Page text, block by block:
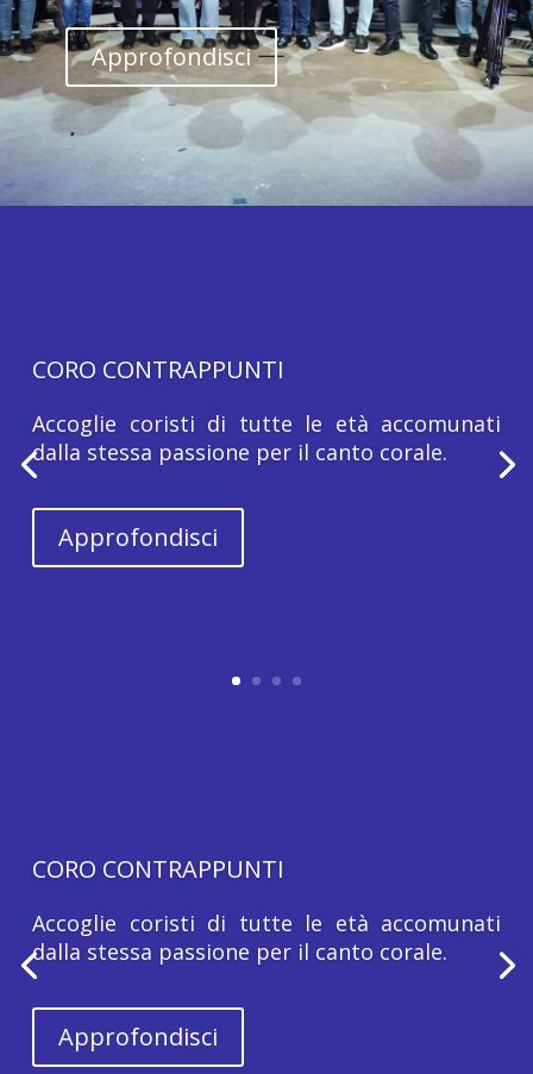
Approfondisci
CORO CONTRAPPUNTI
Accoglie coristi di tutte le età accomunati
dalla stessa passione per il canto corale.
Approfondisci
CORO CONTRAPPUNTI
Accoglie coristi di tutte le età accomunati
dalla stessa passione per il canto corale.
Approfondisci